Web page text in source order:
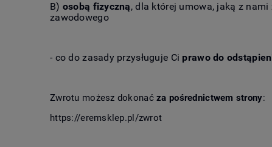
B) osobą fizyczną, dla której umowa, jaką z
zawodowego
- co do zasady przysługuje Ci prawo do
Zwrotu możesz dokonaćza pośrednictwem strony:
https://eremsklep.pl/zwrot